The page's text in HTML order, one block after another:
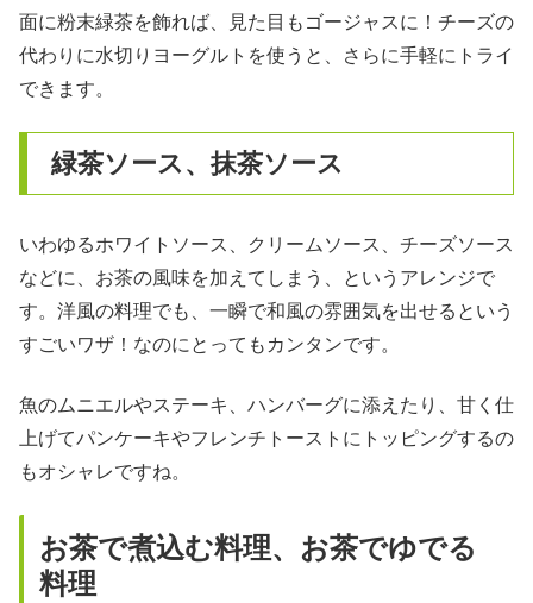
面に粉末緑茶を飾れば、見た目もゴージャスに！チーズの
代わりに水切りヨーグルトを使うと、さらに手軽にトライ
できます。
緑茶ソース、抹茶ソース
いわゆるホワイトソース、クリームソース、チーズソース
などに、お茶の風味を加えてしまう、というアレンジで
す。洋風の料理でも、一瞬で和風の雰囲気を出せるという
すごいワザ！なのにとってもカンタンです。
魚のムニエルやステーキ、ハンバーグに添えたり、甘く仕
上げてパンケーキやフレンチトーストにトッピングするの
もオシャレですね。
お茶で煮込む料理、お茶でゆでる
料理